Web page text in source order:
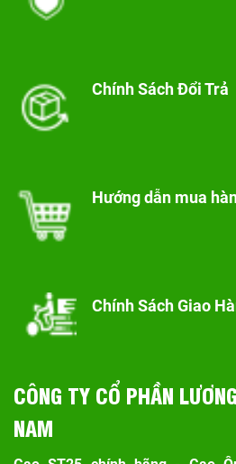
Chính Sách Đổi Trả
Hướng dẫn mua
Chính Sách Giao
CÔNG TY CỔ PHẦN
NAM